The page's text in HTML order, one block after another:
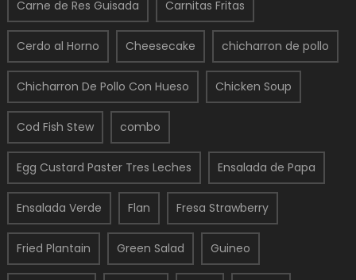
Carne de Res Guisada Carnitas Fritas
Cerdo al Horno Cheesecake chicharron de pollo
Chicharron De Pollo Con Hueso Chicken Soup
Cod Fish Stew combo
Egg Custard Paster Tres Leches Ensalada de Papa
Ensalada Verde Flan Fresa Strawberry
Fried Plantain Green Salad Guineo